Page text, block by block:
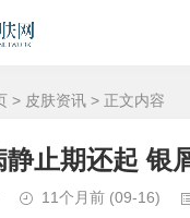
> 皮肤资讯 > 正文内容
静止期还起 银
11个月前 (09-16)